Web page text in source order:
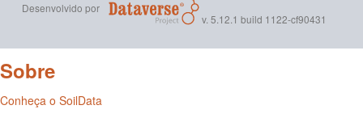
Desenvolvido por
v. 5.12.1 build 1122-cf90431
Sobre
Conheça o SoilData